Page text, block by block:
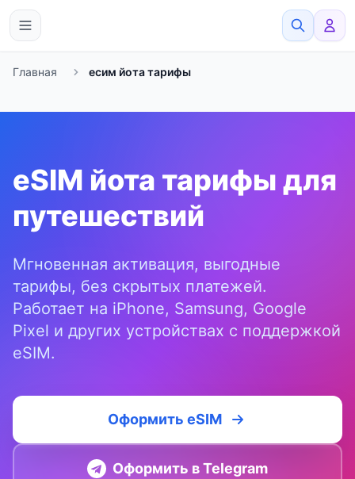
Главная есим йота тарифы
eSIM йота тарифы для
путешествий
Мгновенная активация, выгодные
тарифы, без скрытых платежей.
Работает на iPhone, Samsung, Google
Pixel и других устройствах с поддержкой
eSIM.
Оформить eSIM
Оформить в Telegram